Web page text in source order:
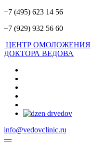
+7 (495) 623 14 56
+7 (929) 932 56 60
ЦЕНТР ОМОЛОЖЕНИЯ
ДОКТОРА ВЕДОВА
info@vedovclinic.ru
—